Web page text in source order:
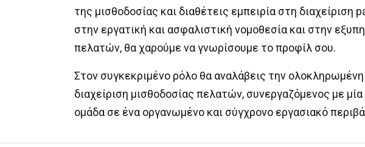
της μισθοδοσίας και διαθέτεις εμπειρία στη διαχείριση
στην εργατική και ασφαλιστική νομοθεσία και στην
πελατών, θα χαρούμε να γνωρίσουμε το προφίλ σου.
Στον συγκεκριμένο ρόλο θα αναλάβεις την ολοκληρωμένη
διαχείριση μισθοδοσίας πελατών, συνεργαζόμενος με
ομάδα σε ένα οργανωμένο και σύγχρονο εργασιακό